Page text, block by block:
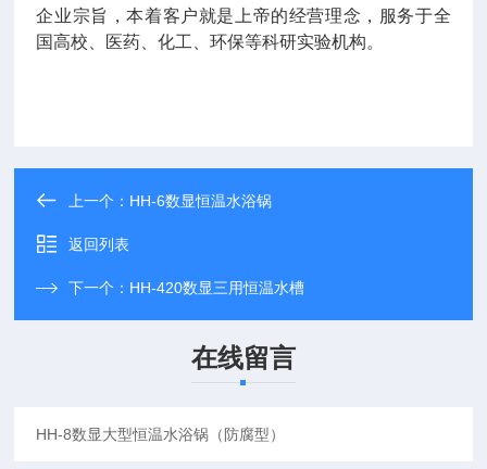
企业宗旨，本着客户就是上帝的经营理念，服务于全
国高校、医药、化工、环保等科研实验机构。
上一个： HH-6数显恒温水浴锅
返回列表
下一个： HH-420数显三用恒温水槽
在线留言